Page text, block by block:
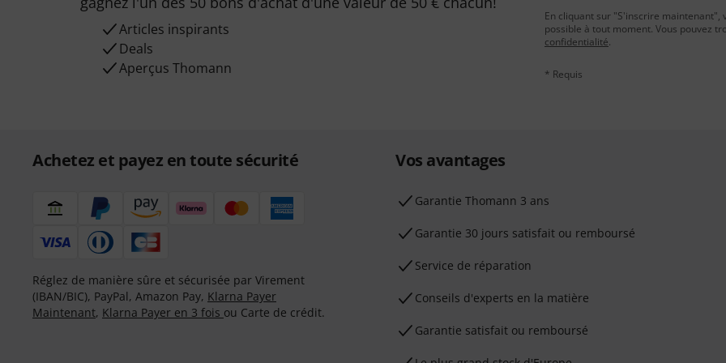
Articles inspirants
Deals
Aperçus Thomann
En cliquant sur "S'inscrire maintenant",
possible à tout moment. Vous pouvez
confidentialité.
* Requis
Achetez et payez en toute sécurité
Réglez de manière sûre et sécurisée par Virement
(IBAN/BIC), PayPal, Amazon Pay, Klarna Payer
Maintenant, Klarna Payer en 3 fois ou Carte de crédit.
Vos avantages
Ga­ran­tie Thomann 3 ans
Garantie 30 jours satisfait ou remboursé
Service de réparation
Conseils d'experts en la matière
Garantie satisfait ou remboursé